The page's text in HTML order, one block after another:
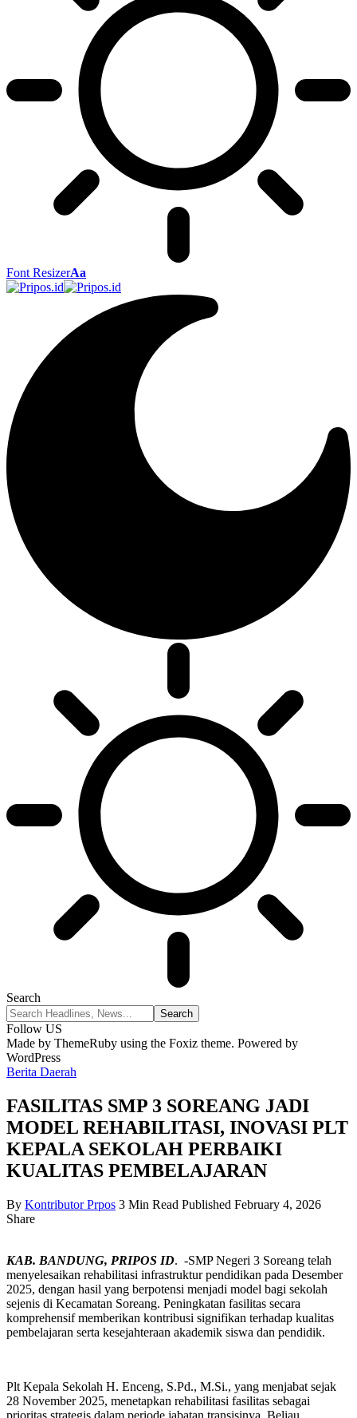
Font ResizerAa
Search
Follow US
Made by ThemeRuby using the Foxiz theme. Powered by
WordPress
Berita Daerah
FASILITAS SMP 3 SOREANG JADI
MODEL REHABILITASI, INOVASI PLT
KEPALA SEKOLAH PERBAIKI
KUALITAS PEMBELAJARAN
By Kontributor Prpos 3 Min Read Published February 4, 2026
Share
KAB. BANDUNG, PRIPOS ID. -SMP Negeri 3 Soreang telah
menyelesaikan rehabilitasi infrastruktur pendidikan pada Desember
2025, dengan hasil yang berpotensi menjadi model bagi sekolah
sejenis di Kecamatan Soreang. Peningkatan fasilitas secara
komprehensif memberikan kontribusi signifikan terhadap kualitas
pembelajaran serta kesejahteraan akademik siswa dan pendidik.
Plt Kepala Sekolah H. Enceng, S.Pd., M.Si., yang menjabat sejak
28 November 2025, menetapkan rehabilitasi fasilitas sebagai
prioritas strategis dalam periode jabatan transisinya. Beliau